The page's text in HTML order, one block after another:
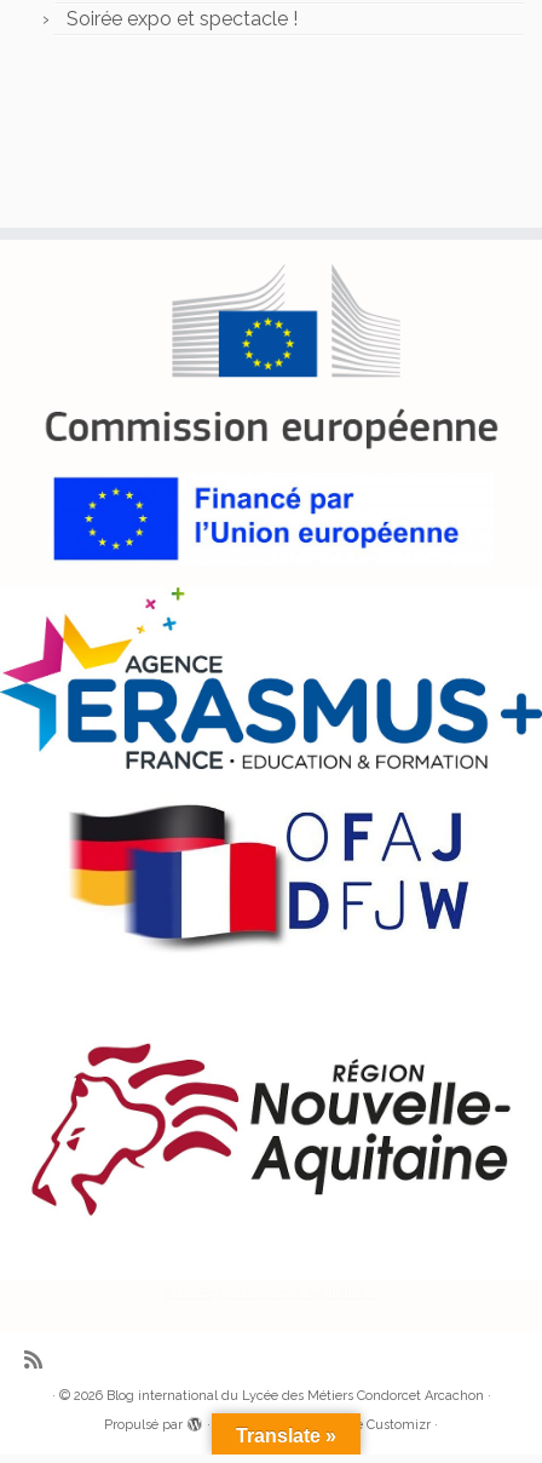
Soirée expo et spectacle !
· © 2026 Blog international du Lycée des Métiers Condorcet Arcachon ·
Propulsé par
· Réalisé avec the Thème Customizr ·
Translate »